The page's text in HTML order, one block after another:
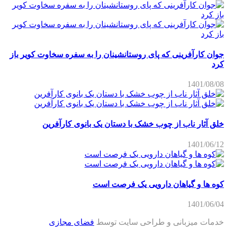
جوان کارآفرینی که پای روستانشینان را به سفره سخاوت کویر باز
کرد
1401/08/08
خلق آثار ناب از چوب خشک با دستان یک بانوی کارآفرین
1401/06/12
کوه ها و گیاهان دارویی یک فرصت است
1401/06/04
خدمات میزبانی و طراحی سایت توسط فضای مجازی